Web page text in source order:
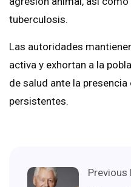
tuberculosis.
Las autoridades
activa y exhortan a la
de salud ante la
persistentes.
Previous